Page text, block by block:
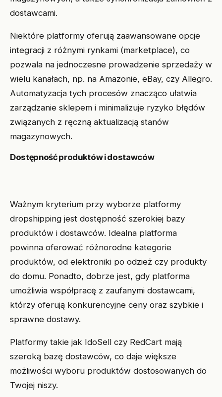
dostawcami.
Niektóre platformy oferują zaawansowane opcje
integracji z różnymi rynkami (marketplace), co
pozwala na jednoczesne prowadzenie sprzedaży w
wielu kanałach, np. na Amazonie, eBay, czy Allegro.
Automatyzacja tych procesów znacząco ułatwia
zarządzanie sklepem i minimalizuje ryzyko błędów
związanych z ręczną aktualizacją stanów
magazynowych.
Dostępność produktów i dostawców
Ważnym kryterium przy wyborze platformy
dropshipping jest dostępność szerokiej bazy
produktów i dostawców. Idealna platforma
powinna oferować różnorodne kategorie
produktów, od elektroniki po odzież czy produkty
do domu. Ponadto, dobrze jest, gdy platforma
umożliwia współpracę z zaufanymi dostawcami,
którzy oferują konkurencyjne ceny oraz szybkie i
sprawne dostawy.
Platformy takie jak IdoSell czy RedCart mają
szeroką bazę dostawców, co daje większe
możliwości wyboru produktów dostosowanych do
Twojej niszy.